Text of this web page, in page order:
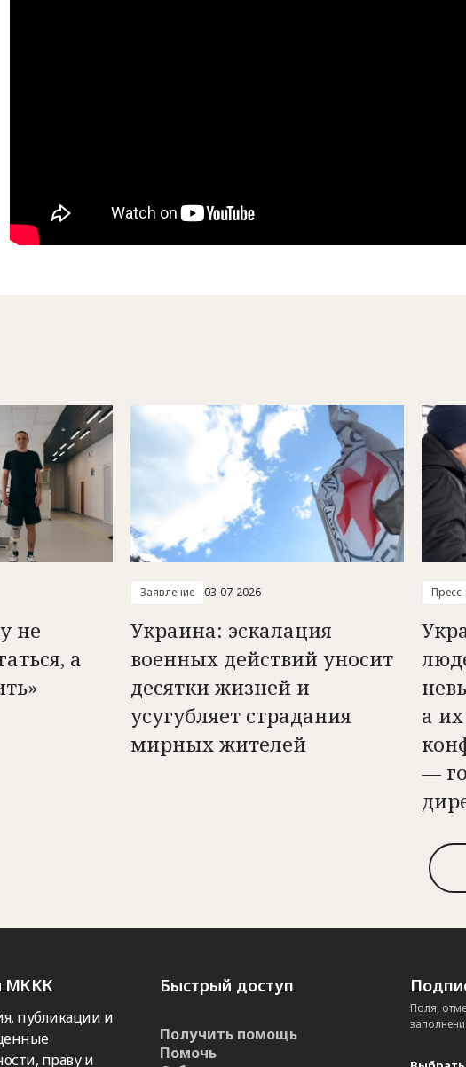
не
а
Заявление 03-07-2026
Украина: эскалация
военных действий уносит
десятки жизней и
усугубляет страдания
мирных жителей
а
—
МККК
публикации и
праву и
Быстрый доступ
Получить помощь
Помочь
Поля,